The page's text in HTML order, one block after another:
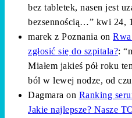
bez tabletek, nasen jest
bezsennością…” kwi 24,
marek z Poznania on
zgłosić się do szpitala?: “
Miałem jakieś pół roku
ból w lewej nodze, od
Dagmara on Ranking
Jakie najlepsze? Nasze